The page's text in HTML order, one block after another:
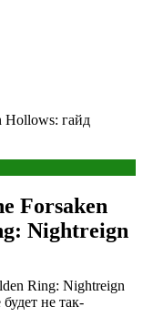
Hollows: гайд
Forsaken
Nightreign
Ring: Nightreign
не так-